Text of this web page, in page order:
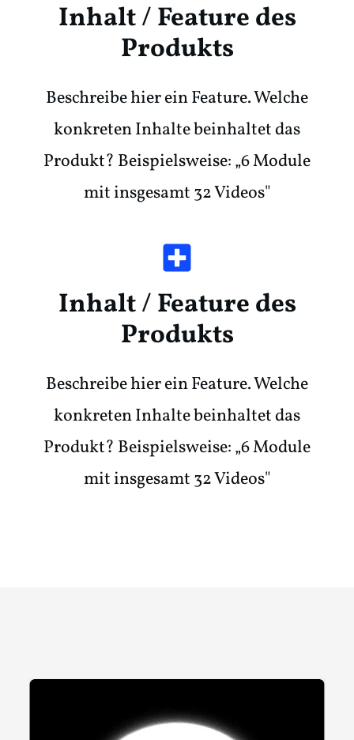
Inhalt / Feature des
Produkts
Beschreibe hier ein Feature. Welche
konkreten Inhalte beinhaltet das
Produkt? Beispielsweise: „6 Module
mit insgesamt 32 Videos"
Inhalt / Feature des
Produkts
Beschreibe hier ein Feature. Welche
konkreten Inhalte beinhaltet das
Produkt? Beispielsweise: „6 Module
mit insgesamt 32 Videos"